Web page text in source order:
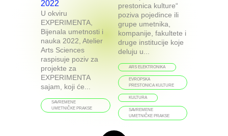
2022
U okviru
EXPERIMENTA,
Bijenala umetnosti i
nauka 2022, Atelier
Arts Sciences
raspisuje poziv za
projekte za
EXPERIMENTA
sajam, koji će...
SAVREMENE
UMETNIČKE PRAKSE
prestonica kulture“
poziva pojedince ili
grupe umetnika,
kompanije, fakultete i
druge institucije koje
deluju u...
ARS ELEKTRONIKA
EVROPSKA
PRESTONICA KULTURE
KULTURA
SAVREMENE
UMETNIČKE PRAKSE